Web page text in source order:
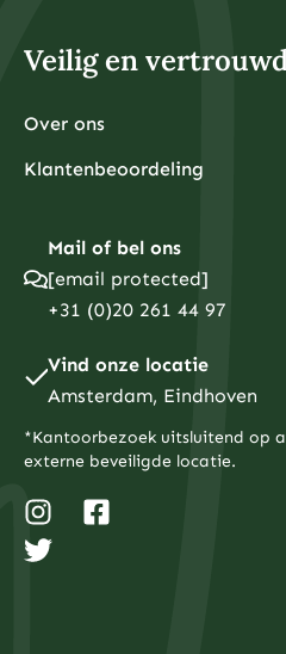
Veilig en
Over ons
Klantenbeoordeling
Mail of bel ons
[email protected]
+31 (0)20 261 44 97
Vind onze locatie
Amsterdam, Eindhoven
*Kantoorbezoek uitsluitend op
externe beveiligde locatie.
n
s
t
a
w
i
t